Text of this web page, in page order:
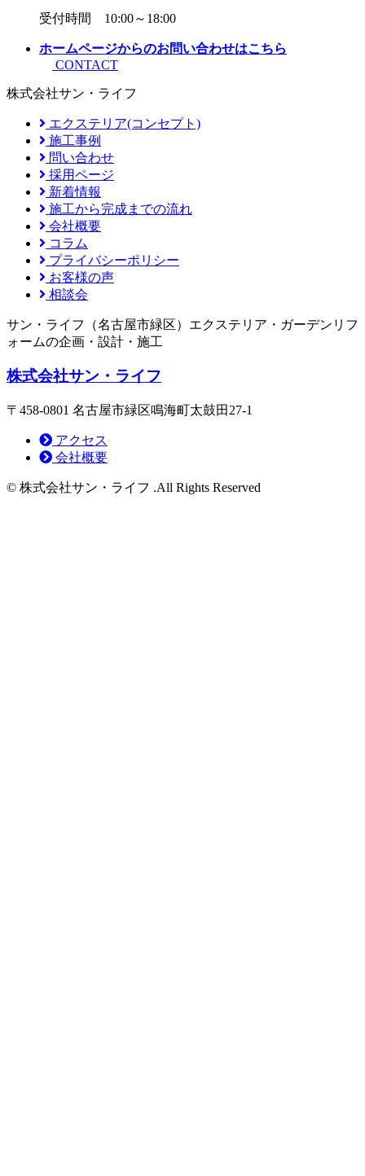
受付時間 10:00～18:00
ホームページからのお問い合わせはこちら
CONTACT
株式会社サン・ライフ
エクステリア(コンセプト)
施工事例
問い合わせ
採用ページ
新着情報
施工から完成までの流れ
会社概要
コラム
プライバシーポリシー
お客様の声
相談会
サン・ライフ（名古屋市緑区）エクステリア・ガーデンリフ
ォームの企画・設計・施工
株式会社サン・ライフ
〒458-0801 名古屋市緑区鳴海町太鼓田27-1
アクセス
会社概要
© 株式会社サン・ライフ .All Rights Reserved